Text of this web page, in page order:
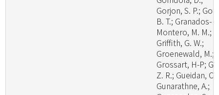
Gorjon, S. P.;
B. T.; Granados-
Montero, M. M.;
Griffith, G. W.;
Groenewald, M.;
Grossart, H-P;
Z. R.; Gueidan, C.;
Gunarathne, A.;